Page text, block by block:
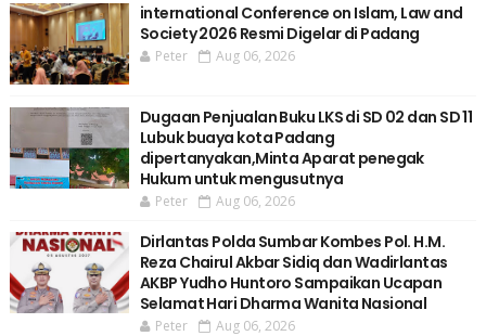
international Conference on Islam, Law and
Society 2026 Resmi Digelar di Padang
Peter Aug 06, 2026
Dugaan Penjualan Buku LKS di SD 02 dan SD 11
Lubuk buaya kota Padang
dipertanyakan,Minta Aparat penegak
Hukum untuk mengusutnya
Peter Aug 06, 2026
Dirlantas Polda Sumbar Kombes Pol. H.M.
Reza Chairul Akbar Sidiq dan Wadirlantas
AKBP Yudho Huntoro Sampaikan Ucapan
Selamat Hari Dharma Wanita Nasional
Peter Aug 06, 2026